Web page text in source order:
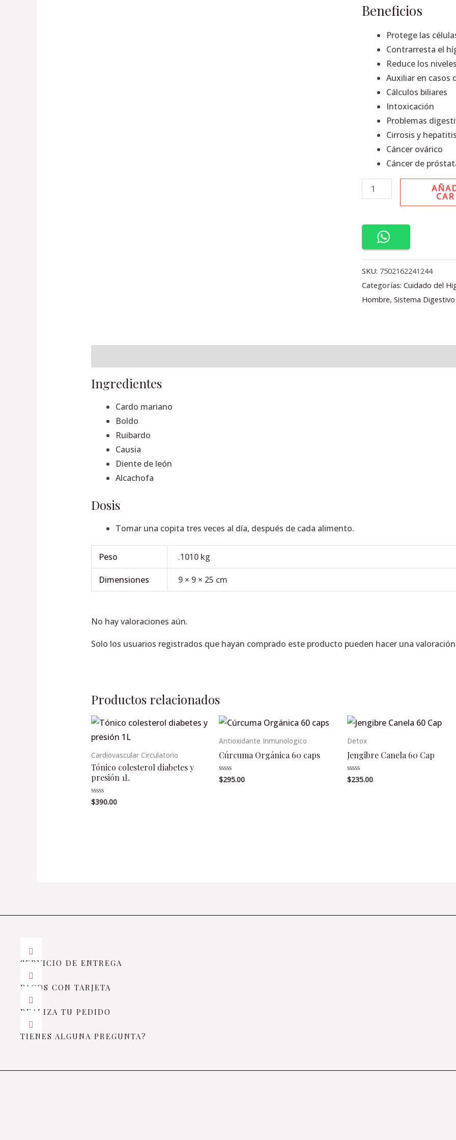
Beneficios
Protege las
Contrarresta el
Reduce los
Auxiliar en casos
Cálculos biliares
Intoxicación
Problemas
Cirrosis y
Cáncer ovárico
Cáncer de
Ayahuasca
1L
cantidad
SKU: 7502162241244
Categorías:Cuidado del
Hombre,Sistema Digestivo
Ingredientes
Cardo mariano
Boldo
Ruibardo
Causia
Diente de león
Alcachofa
Dosis
Tomar una copita tres veces al día, después de cada alimento.
Peso .1010 kg
Dimensiones 9 × 9 × 25 cm
No hay valoraciones aún.
Solo los usuarios registrados que hayan comprado este producto pueden hacer una
Productos relacionados
Cardiovascular Circulatorio
Tónico colesterol diabetes y
presión 1L
Valorado
en
$390.00
Antioxidante Inmunologico
Cúrcuma Orgánica 60 caps
Valorado
en
$295.00
Detox
Jengibre Canela 60 Cap
Valorado
en
$235.00
SERVICIO DE ENTREGA
PAGOS CON TARJETA
REALIZA TU PEDIDO
TIENES ALGUNA PREGUNTA?